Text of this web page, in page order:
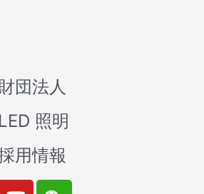
団法人
LED 照明
用情報
Y W